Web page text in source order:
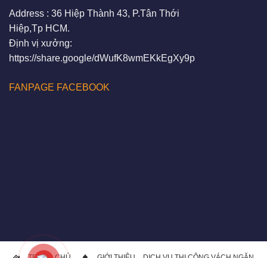
Address : 36 Hiệp Thành 43, P.Tân Thới
Hiệp,Tp HCM.
Định vị xưởng:
https://share.google/dWufK8wmEKkEgXy9p
FANPAGE FACEBOOK